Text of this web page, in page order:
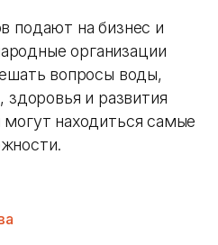
подают на бизнес и
организации
вопросы воды,
здоровья и развития
находиться самые